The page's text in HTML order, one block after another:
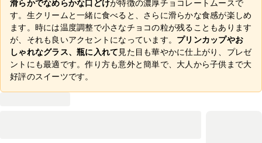
滑らかでなめらかな口どけが特徴の濃厚チョコレートムースで
す。生クリームと一緒に食べると、さらに滑らかな食感が楽しめ
ます。時には温度調整で小さなチョコの粒が残ることもあります
が、それも良いアクセントになっています。 プリンカップやお
しゃれなグラス、瓶に入れて 見た目も華やかに仕上がり、プレゼ
ントにも最適です。作り方も意外と簡単で、大人から子供まで大
好評のスイーツです。